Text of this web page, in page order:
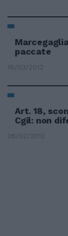
paccate
18/03/2012
Art. 18,
Cgil: non
26/02/2012